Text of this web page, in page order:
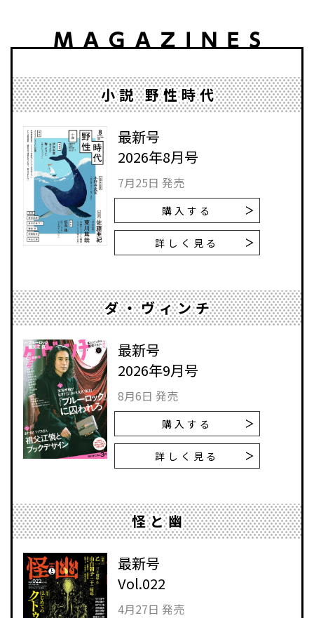
小説 野性時代
最新号
2026年8月号
7月25日 発売
購入する
詳しく見る
ダ・ヴィンチ
最新号
2026年9月号
8月6日 発売
購入する
詳しく見る
怪と幽
最新号
Vol.022
4月27日 発売